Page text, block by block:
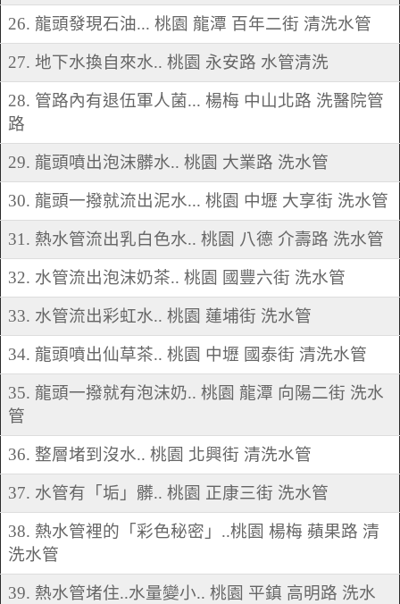
26. 龍頭發現石油... 桃園 龍潭 百年二街 清洗水管
27. 地下水換自來水.. 桃園 永安路 水管清洗
28. 管路內有退伍軍人菌... 楊梅 中山北路 洗醫院管
路
29. 龍頭噴出泡沫髒水.. 桃園 大業路 洗水管
30. 龍頭一撥就流出泥水... 桃園 中壢 大享街 洗水管
31. 熱水管流出乳白色水.. 桃園 八德 介壽路 洗水管
32. 水管流出泡沫奶茶.. 桃園 國豐六街 洗水管
33. 水管流出彩虹水.. 桃園 蓮埔街 洗水管
34. 龍頭噴出仙草茶.. 桃園 中壢 國泰街 清洗水管
35. 龍頭一撥就有泡沫奶.. 桃園 龍潭 向陽二街 洗水
管
36. 整層堵到沒水.. 桃園 北興街 清洗水管
37. 水管有「垢」髒.. 桃園 正康三街 洗水管
38. 熱水管裡的「彩色秘密」..桃園 楊梅 蘋果路 清
洗水管
39. 熱水管堵住..水量變小.. 桃園 平鎮 高明路 洗水